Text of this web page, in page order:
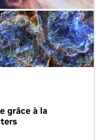
grâce à la